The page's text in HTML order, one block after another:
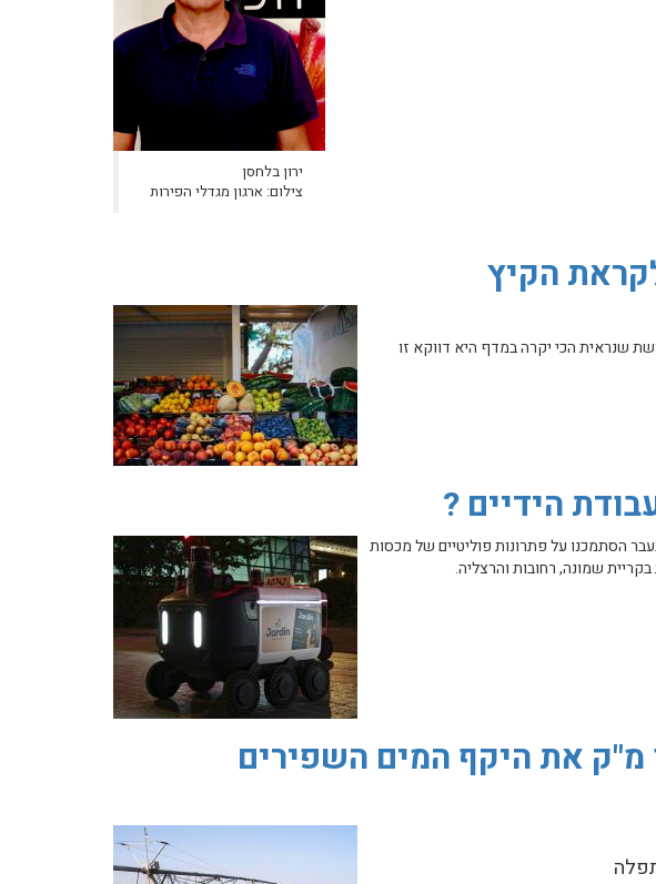
ירון בלחסן
צילום: ארגון מגדלי הפירות
הקיץ
שנראית הכי יקרה במדף היא דווקא זו
הידיים ?
הסתמכנו על פתרונות פוליטיים של מכסות
שמונה, רחובות והרצליה.
ישראל דורשת להגדיל ב-30 מיליון מ"ק את היקף המים השפירים